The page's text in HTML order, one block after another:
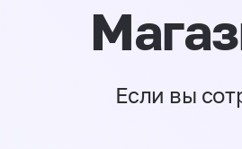
Если вы